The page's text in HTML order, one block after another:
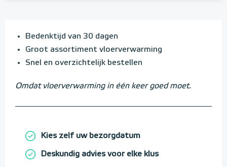
Bedenktijd van 30 dagen
Groot assortiment vloerverwarming
Snel en overzichtelijk bestellen
Omdat vloerverwarming in één keer goed moet.
Kies zelf uw bezorgdatum
Deskundig advies voor elke klus